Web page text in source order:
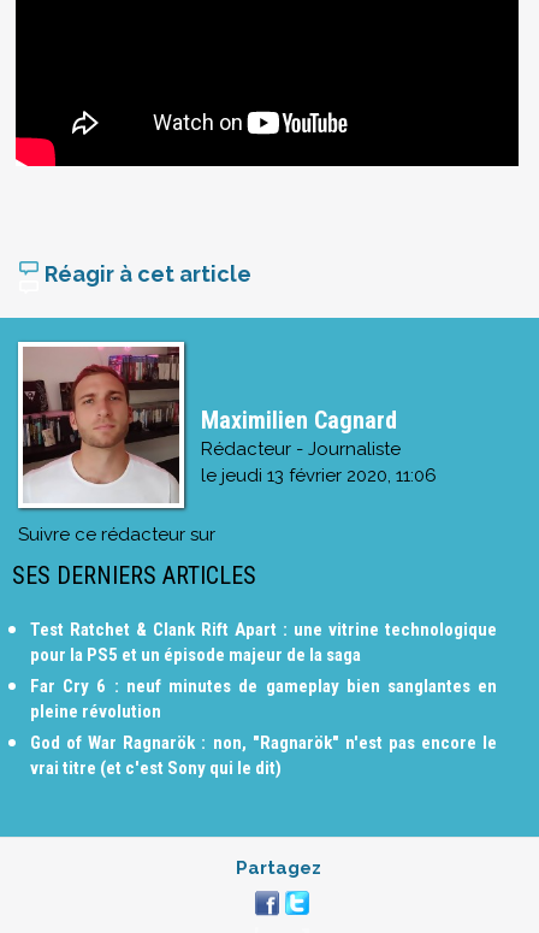
Réagir à cet article
Maximilien Cagnard
Rédacteur - Journaliste
le jeudi 13 février 2020, 11:06
Suivre ce rédacteur sur
SES DERNIERS ARTICLES
Test Ratchet & Clank Rift Apart : une vitrine technologique
pour la PS5 et un épisode majeur de la saga
Far Cry 6 : neuf minutes de gameplay bien sanglantes en
pleine révolution
God of War Ragnarök : non, "Ragnarök" n'est pas encore le
vrai titre (et c'est Sony qui le dit)
Partagez